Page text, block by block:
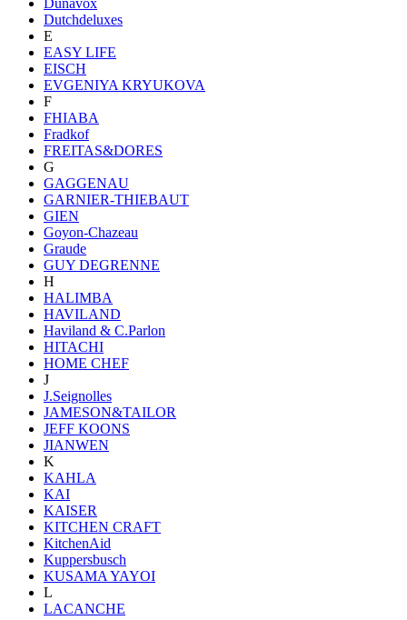
Dutchdeluxes
E
EASY LIFE
EISCH
EVGENIYA KRYUKOVA
F
FHIABA
Fradkof
FREITAS&DORES
G
GAGGENAU
GARNIER-THIEBAUT
GIEN
Goyon-Chazeau
Graude
GUY DEGRENNE
H
HALIMBA
HAVILAND
Haviland & C.Parlon
HITACHI
HOME CHEF
J
J.Seignolles
JAMESON&TAILOR
JEFF KOONS
JIANWEN
K
KAHLA
KAI
KAISER
KITCHEN CRAFT
KitchenAid
Kuppersbusch
KUSAMA YAYOI
L
LACANCHE